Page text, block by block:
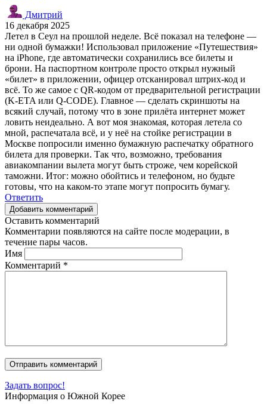
Дмитрий
16 декабря 2025
Летел в Сеул на прошлой неделе. Всё показал на телефоне —
ни одной бумажки! Использовал приложение «Путешествия»
на iPhone, где автоматически сохранились все билеты и
брони. На паспортном контроле просто открыл нужный
«билет» в приложении, офицер отсканировал штрих-код и
всё. То же самое с QR-кодом от предварительной регистрации
(K-ETA или Q-CODE). Главное — сделать скриншоты на
всякий случай, потому что в зоне прилёта интернет может
ловить неидеально. А вот моя знакомая, которая летела со
мной, распечатала всё, и у неё на стойке регистрации в
Москве попросили именно бумажную распечатку обратного
билета для проверки. Так что, возможно, требования
авиакомпании вылета могут быть строже, чем корейской
таможни. Итог: можно обойтись и телефоном, но будьте
готовы, что на каком-то этапе могут попросить бумагу.
Ответить
Добавить комментарий
Оставить комментарий
Комментарии появляются на сайте после модерации, в
течение пары часов.
Имя
Комментарий *
Задать вопрос!
Информация о Южной Корее